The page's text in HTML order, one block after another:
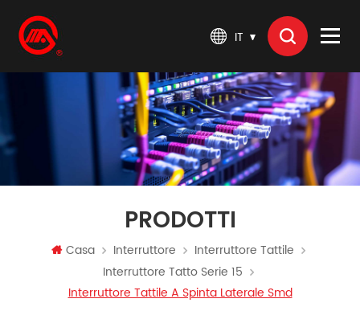
IT
PRODOTTI
Casa Interruttore
Interruttore Tattile
Interruttore Tatto Serie 15
Interruttore Tattile A Spinta Laterale Smd